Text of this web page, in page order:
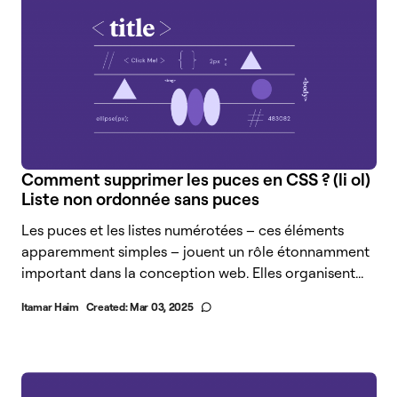
Comment supprimer les puces en CSS ? (li ol)
Liste non ordonnée sans puces
Les puces et les listes numérotées – ces éléments
apparemment simples – jouent un rôle étonnamment
important dans la conception web. Elles organisent...
Itamar Haim Created:Mar 03, 2025